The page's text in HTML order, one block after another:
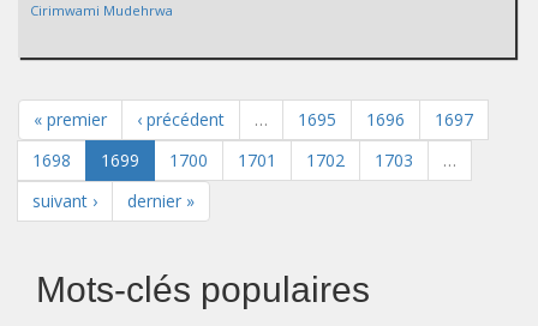
Cirimwami Mudehrwa
« premier ‹ précédent … 1695 1696
1697
1698
1699 1700 1701 1702 1703
…
suivant ›
dernier »
Mots-clés populaires